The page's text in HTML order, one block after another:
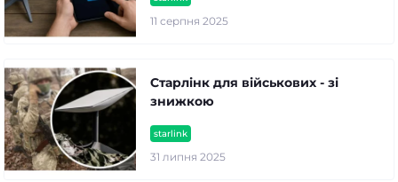
11 серпня 2025
starlink
31 липня 2025
Старлінк для військових - зі
знижкою